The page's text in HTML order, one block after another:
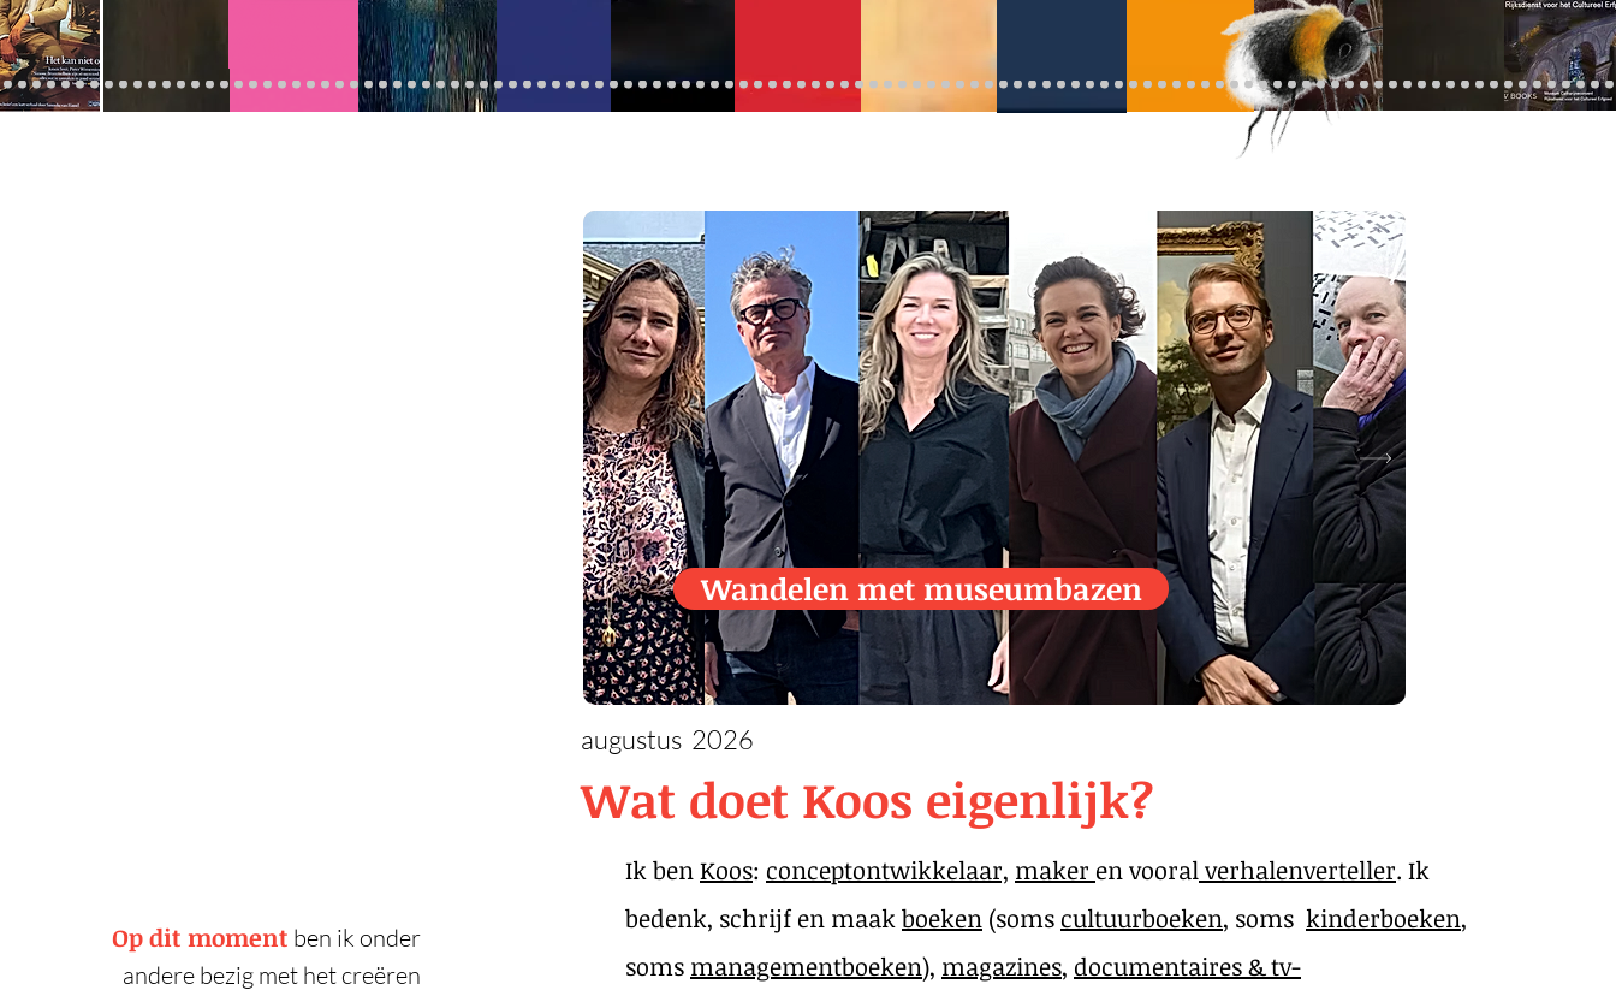
Op dit moment ben ik onder
andere bezig met het creëren
Wandelen met museumbazen
Ik benKoos: conceptontwikkelaar, maker en vooralverhalenverteller. Ik
bedenk, schrijf en maakboeken (soms cultuurboeken, soms kinderboeken,
soms managementboeken), magazines, documentaires & tv-
augustus 2026
Wat doet Koos eigenlijk?